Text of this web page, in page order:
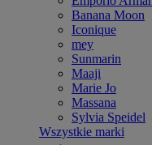
Banana Moon
Iconique
mey
Sunmarin
Maaji
Marie Jo
Massana
Sylvia Speidel
Wszystkie marki